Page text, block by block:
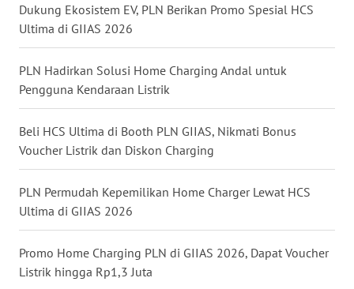
Dukung Ekosistem EV, PLN Berikan Promo Spesial HCS
Ultima di GIIAS 2026
PLN Hadirkan Solusi Home Charging Andal untuk
Pengguna Kendaraan Listrik
Beli HCS Ultima di Booth PLN GIIAS, Nikmati Bonus
Voucher Listrik dan Diskon Charging
PLN Permudah Kepemilikan Home Charger Lewat HCS
Ultima di GIIAS 2026
Promo Home Charging PLN di GIIAS 2026, Dapat Voucher
Listrik hingga Rp1,3 Juta
WN
SULSEL
WN
GORONTALO
WN
WN
WN
MALUT